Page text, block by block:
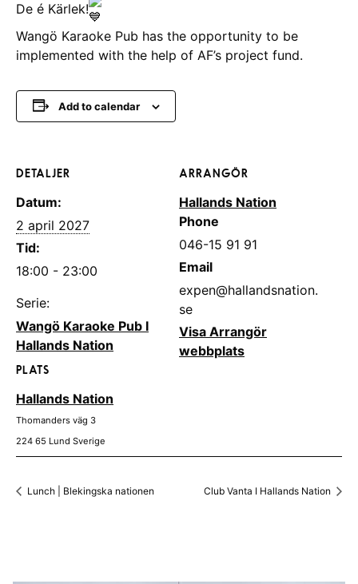
De é Kärlek!
Wangö Karaoke Pub has the opportunity to be
implemented with the help of AF’s project fund.
Add to calendar
DETALJER
Datum:
2 april 2027
Tid:
18:00 - 23:00
Serie:
Wangö Karaoke Pub I
Hallands Nation
PLATS
Hallands Nation
Thomanders väg 3
224 65 Lund Sverige
ARRANGÖR
Hallands Nation
Phone
046-15 91 91
Email
expen@hallandsnation.
se
Visa Arrangör
webbplats
Lunch | Blekingska nationen Club Vanta I Hallands Nation